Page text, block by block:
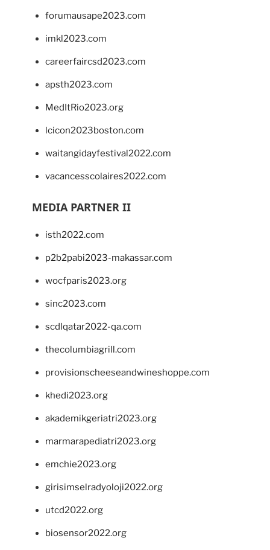
forumausape2023.com
imkl2023.com
careerfaircsd2023.com
apsth2023.com
MedItRio2023.org
lcicon2023boston.com
waitangidayfestival2022.com
vacancesscolaires2022.com
MEDIA PARTNER II
isth2022.com
p2b2pabi2023-makassar.com
wocfparis2023.org
sinc2023.com
scdlqatar2022-qa.com
thecolumbiagrill.com
provisionscheeseandwineshoppe.com
khedi2023.org
akademikgeriatri2023.org
marmarapediatri2023.org
emchie2023.org
girisimselradyoloji2022.org
utcd2022.org
biosensor2022.org